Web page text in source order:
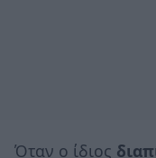
Όταν ο ίδιος